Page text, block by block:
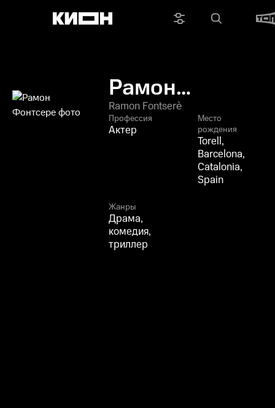
Рамон
Фонтсере
Ramon Fontserè
Профессия
Актер
Место
рождения
Torell,
Barcelona,
Catalonia,
Spain
Жанры
Драма,
комедия,
триллер